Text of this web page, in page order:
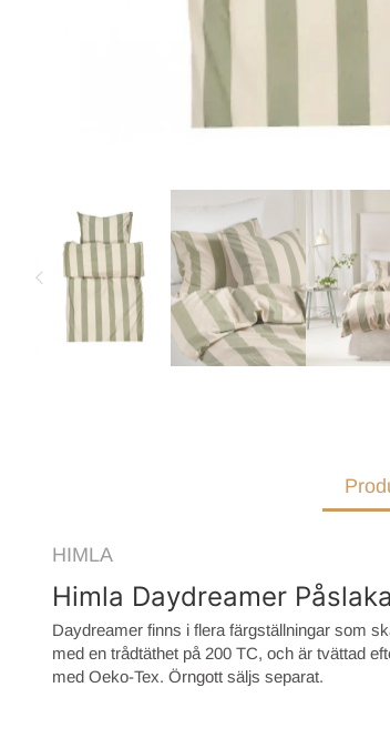
HIMLA
Himla Daydreamer
Daydreamer finns i flera färgställningar som
med en trådtäthet på 200 TC, och är tvättad
med Oeko-Tex. Örngott säljs separat.